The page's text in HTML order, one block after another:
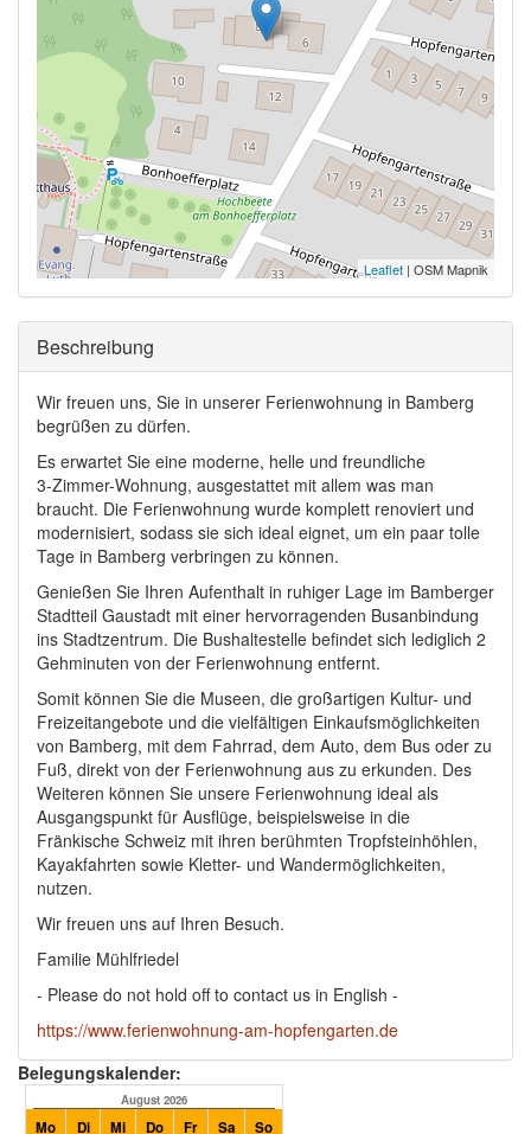
Leaflet | OSM Mapnik
Ausblenden
Beschreibung
Wir freuen uns, Sie in unserer Ferienwohnung in Bamberg
begrüßen zu dürfen.
Es erwartet Sie eine moderne, helle und freundliche
3-Zimmer-Wohnung, ausgestattet mit allem was man
braucht. Die Ferienwohnung wurde komplett renoviert und
modernisiert, sodass sie sich ideal eignet, um ein paar tolle
Tage in Bamberg verbringen zu können.
Genießen Sie Ihren Aufenthalt in ruhiger Lage im Bamberger
Stadtteil Gaustadt mit einer hervorragenden Busanbindung
ins Stadtzentrum. Die Bushaltestelle befindet sich lediglich 2
Gehminuten von der Ferienwohnung entfernt.
Somit können Sie die Museen, die großartigen Kultur- und
Freizeitangebote und die vielfältigen Einkaufsmöglichkeiten
von Bamberg, mit dem Fahrrad, dem Auto, dem Bus oder zu
Fuß, direkt von der Ferienwohnung aus zu erkunden. Des
Weiteren können Sie unsere Ferienwohnung ideal als
Ausgangspunkt für Ausflüge, beispielsweise in die
Fränkische Schweiz mit ihren berühmten Tropfsteinhöhlen,
Kayakfahrten sowie Kletter- und Wandermöglichkeiten,
nutzen.
Wir freuen uns auf Ihren Besuch.
Familie Mühlfriedel
- Please do not hold off to contact us in English -
https://www.ferienwohnung-am-hopfengarten.de
Belegungskalender:
August 2026
Mo Di Mi Do Fr Sa So